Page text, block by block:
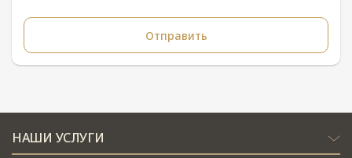
НАШИ УСЛУГИ